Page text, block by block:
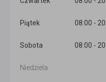
Piątek 08:00 -
Sobota 08:00 -
Niedziela